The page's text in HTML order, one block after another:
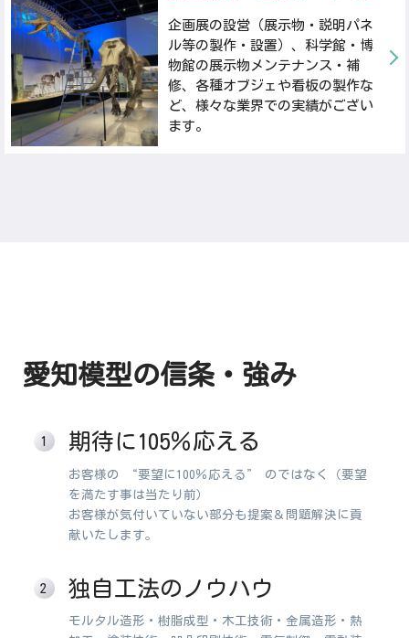
企画展の設営（展示物・説明パネ
ル等の製作・設置）、科学館・博
物館の展示物メンテナンス・補
修、各種オブジェや看板の製作な
ど、様々な業界での実績がござい
ます。
愛知模型の信条・強み
期待に105％応える
お客様の “要望に100％応える” のではなく（要望
を満たす事は当たり前）
お客様が気付いていない部分も提案＆問題解決に貢
献いたします。
独自工法のノウハウ
モルタル造形・樹脂成型・木工技術・金属造形・熱